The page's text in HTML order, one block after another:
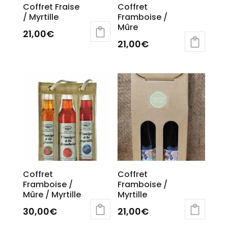
Coffret Fraise
/ Myrtille
21,00€
Coffret
Framboise /
Mûre
21,00€
Coffret
Framboise /
Mûre / Myrtille
30,00€
Coffret
Framboise /
Myrtille
21,00€